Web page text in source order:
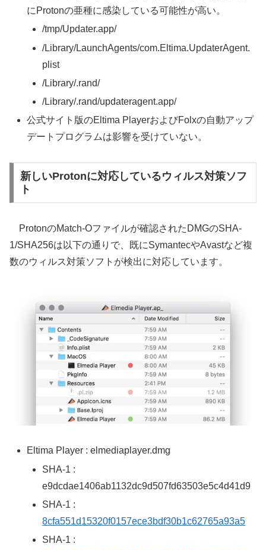
にProtonの亜種に感染している可能性が高い。
/tmp/Updater.app/
/Library/LaunchAgents/com.Eltima.UpdaterAgent.
plist
/Library/.rand/
/Library/.rand/updateragent.app/
公式サイト版のEltima PlayerおよびFolxの自動アップ
デートプログラムは影響を受けていない。
新しいProtonに対応しているウィルス対策ソフ
ト
ProtonのMatch-Oファイルが確認されたDMGのSHA-
1/SHA256は以下の通りで、既にSymantecやAvastなど複
数のウィルス対策ソフトが検出に対応しています。
Eltima Player : elmediaplayer.dmg
SHA-1 :
e9dcdae1406ab1132dc9d507fd63503e5c4d41d9
SHA-1 :
8cfa551d15320f0157ece3bdf30b1c62765a93a5
SHA-1 :